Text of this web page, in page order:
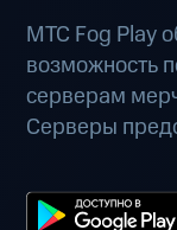
МТС Fog Play
возможность
серверам
Серверы